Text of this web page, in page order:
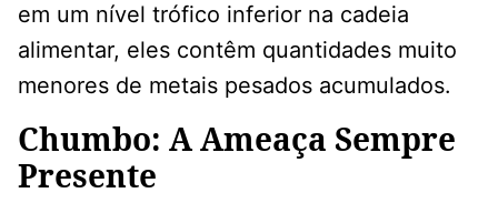
em um nível trófico inferior na cadeia
alimentar, eles contêm quantidades muito
menores de metais pesados ​​acumulados.
Chumbo: A Ameaça Sempre
Presente